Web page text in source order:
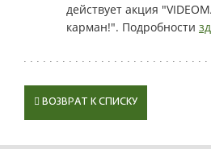
действует акция
карман!". Подробности
ВОЗВРАТ К СПИСКУ